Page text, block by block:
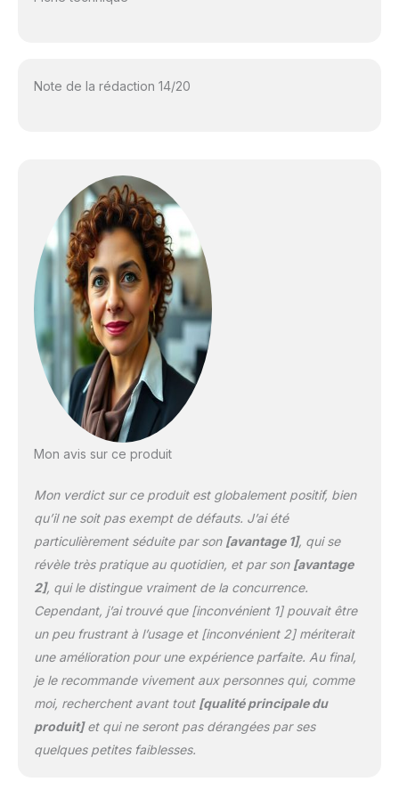
Note de la rédaction 14/20
Mon avis sur ce produit
Mon verdict sur ce produit est globalement positif, bien
qu’il ne soit pas exempt de défauts. J’ai été
particulièrement séduite par son [avantage 1], qui se
révèle très pratique au quotidien, et par son [avantage
2], qui le distingue vraiment de la concurrence.
Cependant, j’ai trouvé que [inconvénient 1] pouvait être
un peu frustrant à l’usage et [inconvénient 2] mériterait
une amélioration pour une expérience parfaite. Au final,
je le recommande vivement aux personnes qui, comme
moi, recherchent avant tout [qualité principale du
produit]et qui ne seront pas dérangées par ses
quelques petites faiblesses.